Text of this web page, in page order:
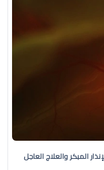
المبكر والعلاج العاجل